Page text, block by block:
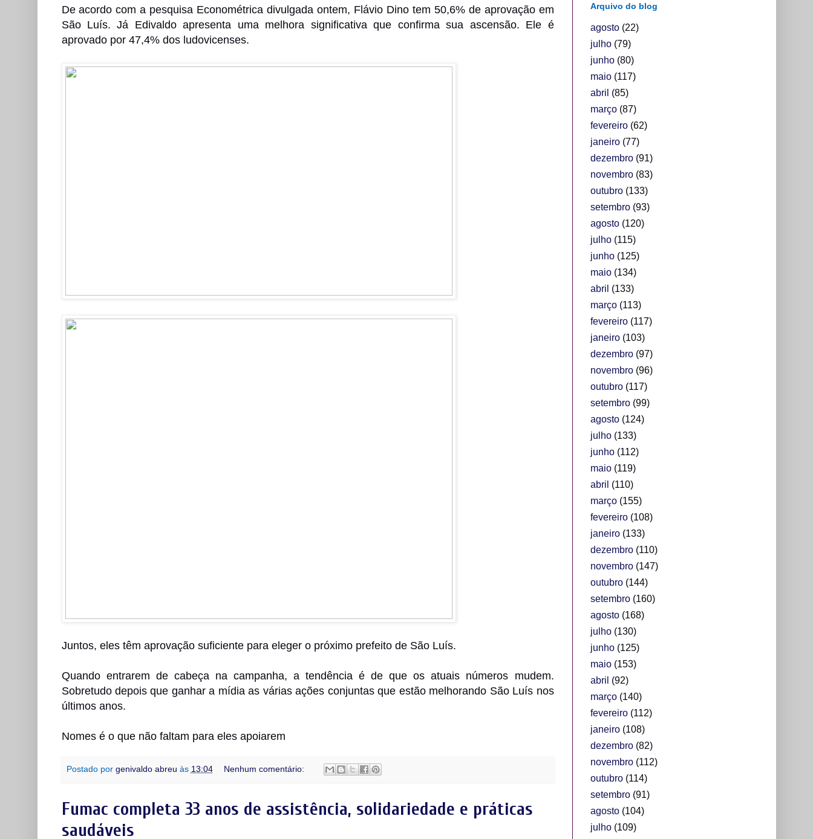
De acordo com a pesquisa Econométrica divulgada ontem, Flávio Dino tem 50,6% de aprovação em
São Luís. Já Edivaldo apresenta uma melhora significativa que confirma sua ascensão. Ele é
aprovado por 47,4% dos ludovicenses.
Juntos, eles têm aprovação suficiente para eleger o próximo prefeito de São Luís.
Quando entrarem de cabeça na campanha, a tendência é de que os atuais números mudem.
Sobretudo depois que ganhar a mídia as várias ações conjuntas que estão melhorando São Luís nos
últimos anos.
Nomes é o que não faltam para eles apoiarem
Postado por genivaldo abreu às 13:04 Nenhum comentário:
Fumac completa 33 anos de assistência, solidariedade e práticas
saudáveis
Arquivo do blog
agosto(22)
julho(79)
junho(80)
maio(117)
abril (85)
março(87)
fevereiro(62)
janeiro(77)
dezembro(91)
novembro(83)
outubro(133)
setembro(93)
agosto(120)
julho(115)
junho(125)
maio(134)
abril (133)
março(113)
fevereiro(117)
janeiro(103)
dezembro(97)
novembro(96)
outubro(117)
setembro(99)
agosto(124)
julho(133)
junho(112)
maio(119)
abril (110)
março(155)
fevereiro(108)
janeiro(133)
dezembro(110)
novembro(147)
outubro(144)
setembro(160)
agosto(168)
julho(130)
junho(125)
maio(153)
abril (92)
março(140)
fevereiro(112)
janeiro(108)
dezembro(82)
novembro(112)
outubro(114)
setembro(91)
agosto(104)
julho(109)